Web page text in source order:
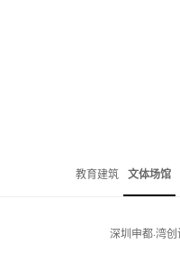
教育建筑 文体场馆
深圳申都·湾